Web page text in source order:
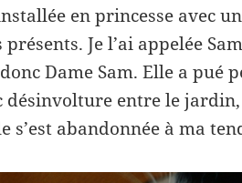
en princesse avec
Je l’ai appelée
Dame Sam. Elle a pué
désinvolture entre le jardin,
s’est abandonnée à ma